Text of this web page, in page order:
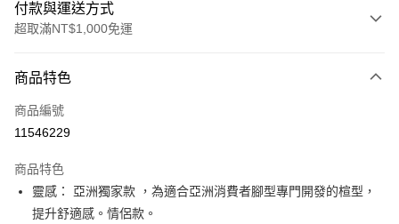
付款與運送方式
超取滿NT$1,000免運
信用卡一次付款
信用卡分期付款
合作金庫商業銀行
華南商業銀行
彰化商業銀行
上海商業儲蓄銀行
LINE Pay
街口支付
商品特色
商品編號
11546229
商品特色
靈感： 亞洲獨家款 ，為適合亞洲消費者腳型專門開發的楦型，
提升舒適感。情侶款。